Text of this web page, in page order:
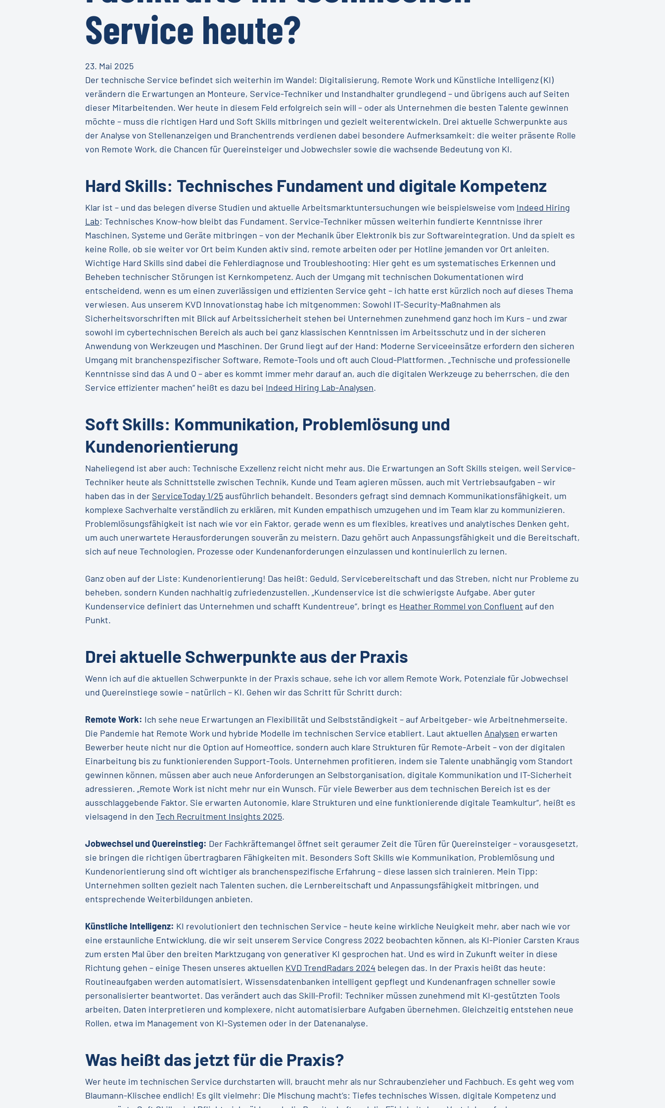
Service heute?
23. Mai 2025
Der technische Service befindet sich weiterhin im Wandel: Digitalisierung, Remote Work und Künstliche Intelligenz (KI)
verändern die Erwartungen an Monteure, Service-Techniker und Instandhalter grundlegend – und übrigens auch auf Seiten
dieser Mitarbeitenden. Wer heute in diesem Feld erfolgreich sein will – oder als Unternehmen die besten Talente gewinnen
möchte – muss die richtigen Hard und Soft Skills mitbringen und gezielt weiterentwickeln. Drei aktuelle Schwerpunkte aus
der Analyse von Stellenanzeigen und Branchentrends verdienen dabei besondere Aufmerksamkeit: die weiter präsente Rolle
von Remote Work, die Chancen für Quereinsteiger und Jobwechsler sowie die wachsende Bedeutung von KI.
Hard Skills: Technisches Fundament und digitale Kompetenz
Klar ist – und das belegen diverse Studien und aktuelle Arbeitsmarktuntersuchungen wie beispielsweise vom Indeed Hiring
Lab: Technisches Know-how bleibt das Fundament. Service-Techniker müssen weiterhin fundierte Kenntnisse ihrer
Maschinen, Systeme und Geräte mitbringen – von der Mechanik über Elektronik bis zur Softwareintegration. Und da spielt es
keine Rolle, ob sie weiter vor Ort beim Kunden aktiv sind, remote arbeiten oder per Hotline jemanden vor Ort anleiten.
Wichtige Hard Skills sind dabei die Fehlerdiagnose und Troubleshooting: Hier geht es um systematisches Erkennen und
Beheben technischer Störungen ist Kernkompetenz. Auch der Umgang mit technischen Dokumentationen wird
entscheidend, wenn es um einen zuverlässigen und effizienten Service geht – ich hatte erst kürzlich noch auf dieses Thema
verwiesen. Aus unserem KVD Innovationstag habe ich mitgenommen: Sowohl IT-Security-Maßnahmen als
Sicherheitsvorschriften mit Blick auf Arbeitssicherheit stehen bei Unternehmen zunehmend ganz hoch im Kurs – und zwar
sowohl im cybertechnischen Bereich als auch bei ganz klassischen Kenntnissen im Arbeitsschutz und in der sicheren
Anwendung von Werkzeugen und Maschinen. Der Grund liegt auf der Hand: Moderne Serviceeinsätze erfordern den sicheren
Umgang mit branchenspezifischer Software, Remote-Tools und oft auch Cloud-Plattformen. „Technische und professionelle
Kenntnisse sind das A und O – aber es kommt immer mehr darauf an, auch die digitalen Werkzeuge zu beherrschen, die den
Service effizienter machen“ heißt es dazu bei Indeed Hiring Lab-Analysen.
Soft Skills: Kommunikation, Problemlösung und
Kundenorientierung
Naheliegend ist aber auch: Technische Exzellenz reicht nicht mehr aus. Die Erwartungen an Soft Skills steigen, weil Service-
Techniker heute als Schnittstelle zwischen Technik, Kunde und Team agieren müssen, auch mit Vertriebsaufgaben – wir
haben das in der ServiceToday 1/25ausführlich behandelt. Besonders gefragt sind demnach Kommunikationsfähigkeit, um
komplexe Sachverhalte verständlich zu erklären, mit Kunden empathisch umzugehen und im Team klar zu kommunizieren.
Problemlösungsfähigkeit ist nach wie vor ein Faktor, gerade wenn es um flexibles, kreatives und analytisches Denken geht,
um auch unerwartete Herausforderungen souverän zu meistern. Dazu gehört auch Anpassungsfähigkeit und die Bereitschaft,
sich auf neue Technologien, Prozesse oder Kundenanforderungen einzulassen und kontinuierlich zu lernen.
Ganz oben auf der Liste: Kundenorientierung! Das heißt: Geduld, Servicebereitschaft und das Streben, nicht nur Probleme zu
beheben, sondern Kunden nachhaltig zufriedenzustellen. „Kundenservice ist die schwierigste Aufgabe. Aber guter
Kundenservice definiert das Unternehmen und schafft Kundentreue“, bringt es Heather Rommel von Confluent auf den
Punkt.
Drei aktuelle Schwerpunkte aus der Praxis
Wenn ich auf die aktuellen Schwerpunkte in der Praxis schaue, sehe ich vor allem Remote Work, Potenziale für Jobwechsel
und Quereinstiege sowie – natürlich – KI. Gehen wir das Schritt für Schritt durch:
Remote Work: Ich sehe neue Erwartungen an Flexibilität und Selbstständigkeit – auf Arbeitgeber- wie Arbeitnehmerseite.
Die Pandemie hat Remote Work und hybride Modelle im technischen Service etabliert. Laut aktuellen Analysen erwarten
Bewerber heute nicht nur die Option auf Homeoffice, sondern auch klare Strukturen für Remote-Arbeit – von der digitalen
Einarbeitung bis zu funktionierenden Support-Tools. Unternehmen profitieren, indem sie Talente unabhängig vom Standort
gewinnen können, müssen aber auch neue Anforderungen an Selbstorganisation, digitale Kommunikation und IT-Sicherheit
adressieren. „Remote Work ist nicht mehr nur ein Wunsch. Für viele Bewerber aus dem technischen Bereich ist es der
ausschlaggebende Faktor. Sie erwarten Autonomie, klare Strukturen und eine funktionierende digitale Teamkultur“, heißt es
vielsagend in den Tech Recruitment Insights 2025.
Jobwechsel und Quereinstieg: Der Fachkräftemangel öffnet seit geraumer Zeit die Türen für Quereinsteiger – vorausgesetzt,
sie bringen die richtigen übertragbaren Fähigkeiten mit. Besonders Soft Skills wie Kommunikation, Problemlösung und
Kundenorientierung sind oft wichtiger als branchenspezifische Erfahrung – diese lassen sich trainieren. Mein Tipp:
Unternehmen sollten gezielt nach Talenten suchen, die Lernbereitschaft und Anpassungsfähigkeit mitbringen, und
entsprechende Weiterbildungen anbieten.
Künstliche Intelligenz: KI revolutioniert den technischen Service – heute keine wirkliche Neuigkeit mehr, aber nach wie vor
eine erstaunliche Entwicklung, die wir seit unserem Service Congress 2022 beobachten können, als KI-Pionier Carsten Kraus
zum ersten Mal über den breiten Marktzugang von generativer KI gesprochen hat. Und es wird in Zukunft weiter in diese
Richtung gehen – einige Thesen unseres aktuellen KVD TrendRadars 2024 belegen das. In der Praxis heißt das heute:
Routineaufgaben werden automatisiert, Wissensdatenbanken intelligent gepflegt und Kundenanfragen schneller sowie
personalisierter beantwortet. Das verändert auch das Skill-Profil: Techniker müssen zunehmend mit KI-gestützten Tools
arbeiten, Daten interpretieren und komplexere, nicht automatisierbare Aufgaben übernehmen. Gleichzeitig entstehen neue
Rollen, etwa im Management von KI-Systemen oder in der Datenanalyse.
Was heißt das jetzt für die Praxis?
Wer heute im technischen Service durchstarten will, braucht mehr als nur Schraubenzieher und Fachbuch. Es geht weg vom
Blaumann-Klischee endlich! Es gilt vielmehr: Die Mischung macht’s: Tiefes technisches Wissen, digitale Kompetenz und